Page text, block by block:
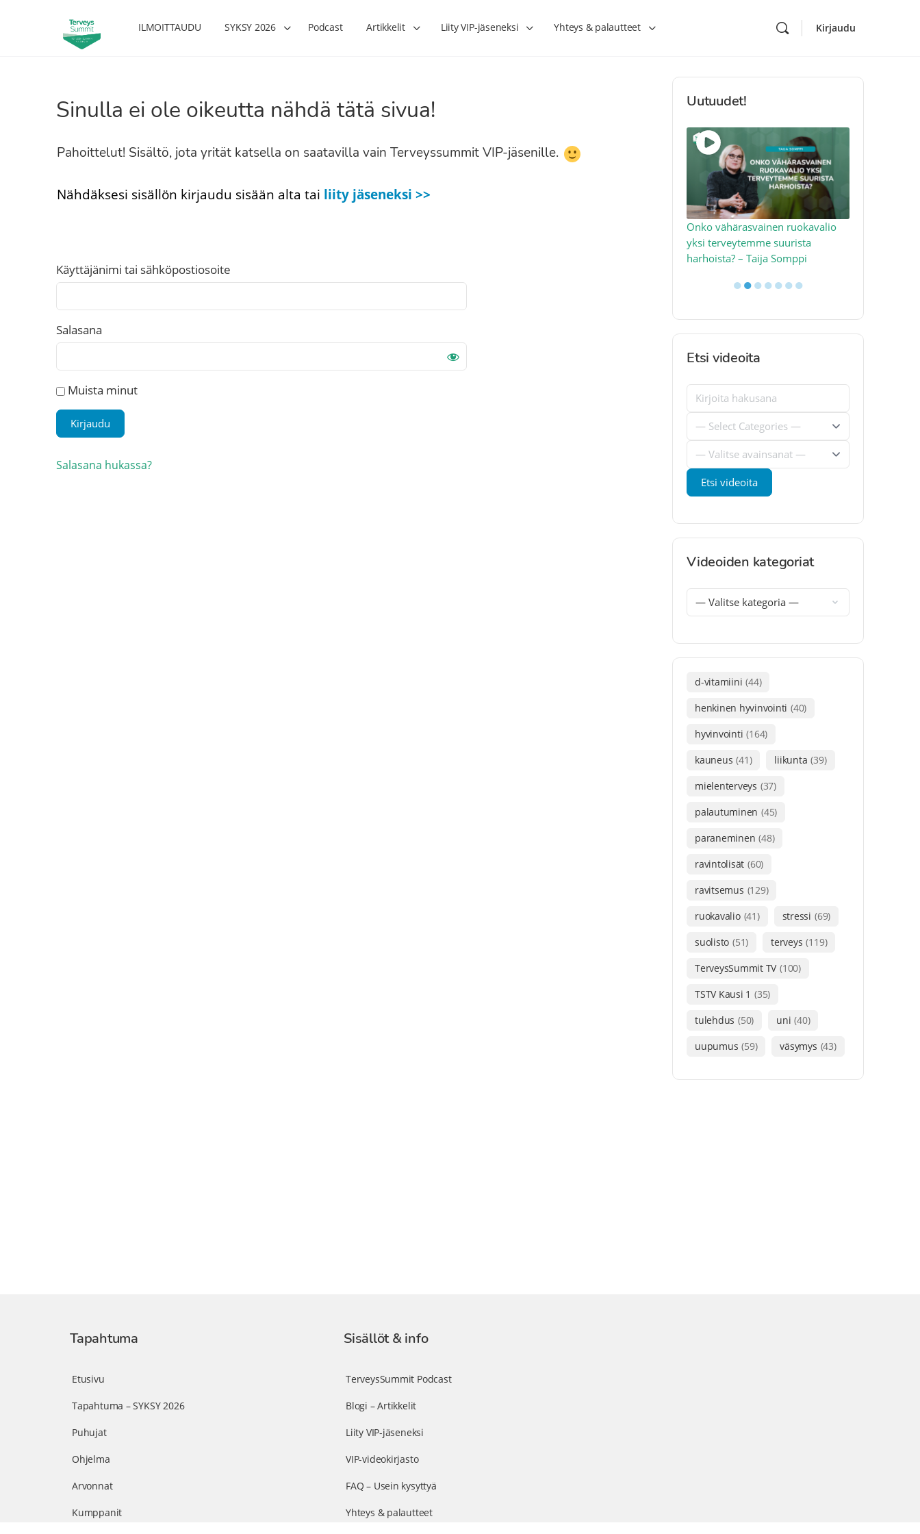
ILMOITTAUDU SYKSY 2026 Podcast Artikkelit Liity VIP-jäseneksi Yhteys & palautteet Kirjaudu
Sinulla ei ole oikeutta nähdä tätä sivua!
Pahoittelut! Sisältö, jota yrität katsella on saatavilla vain Terveyssummit VIP-jäsenille.
Nähdäksesi sisällön kirjaudu sisään alta tai liity jäseneksi >>
Käyttäjänimi tai sähköpostiosoite
Salasana
Muista minut
Salasana hukassa?
Uutuudet!
Onko vähärasvainen ruokavalio
yksi terveytemme suurista
harhoista? – Taija Somppi
●●●●●●●
Etsi videoita
Videoiden kategoriat
d-vitamiini (44)
henkinen hyvinvointi (40)
hyvinvointi (164)
kauneus (41) liikunta (39)
mielenterveys (37)
palautuminen (45)
paraneminen (48)
ravintolisät (60)
ravitsemus (129)
ruokavalio (41) stressi (69)
suolisto (51) terveys (119)
TerveysSummit TV (100)
TSTV Kausi 1 (35)
tulehdus (50) uni (40)
uupumus (59) väsymys (43)
Tapahtuma
Etusivu
Tapahtuma – SYKSY 2026
Puhujat
Ohjelma
Arvonnat
Kumppanit
Sisällöt & info
TerveysSummit Podcast
Blogi – Artikkelit
Liity VIP-jäseneksi
VIP-videokirjasto
FAQ – Usein kysyttyä
Yhteys & palautteet